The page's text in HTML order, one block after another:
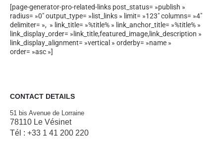
[page-generator-pro-related-links post_status= »publish »
radius= »0″ output_type= »list_links » limit= »123″ columns= »4″
delimiter= », » link_title= »%title% » link_anchor_title= »%title% »
link_display_order= »link_title,featured_image,link_description »
link_display_alignment= »vertical » orderby= »name »
order= »asc »]
CONTACT DETAILS
51 bis Avenue de Lorraine
78110 Le Vésinet
Tél : +33 1 41 200 220